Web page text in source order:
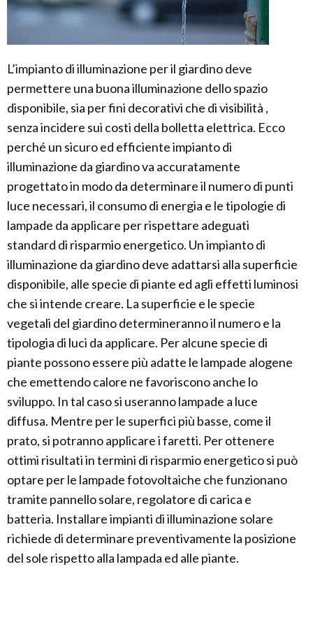
L’impianto di illuminazione per il giardino deve
permettere una buona illuminazione dello spazio
disponibile, sia per fini decorativi che di visibilità ,
senza incidere sui costi della bolletta elettrica. Ecco
perché un sicuro ed efficiente impianto di
illuminazione da giardino va accuratamente
progettato in modo da determinare il numero di punti
luce necessari, il consumo di energia e le tipologie di
lampade da applicare per rispettare adeguati
standard di risparmio energetico. Un impianto di
illuminazione da giardino deve adattarsi alla superficie
disponibile, alle specie di piante ed agli effetti luminosi
che si intende creare. La superficie e le specie
vegetali del giardino determineranno il numero e la
tipologia di luci da applicare. Per alcune specie di
piante possono essere più adatte le lampade alogene
che emettendo calore ne favoriscono anche lo
sviluppo. In tal caso si useranno lampade a luce
diffusa. Mentre per le superfici più basse, come il
prato, si potranno applicare i faretti. Per ottenere
ottimi risultati in termini di risparmio energetico si può
optare per le lampade fotovoltaiche che funzionano
tramite pannello solare, regolatore di carica e
batteria. Installare impianti di illuminazione solare
richiede di determinare preventivamente la posizione
del sole rispetto alla lampada ed alle piante.